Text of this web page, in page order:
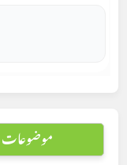
موضوعات